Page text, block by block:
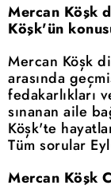
Mercan Köşk
Köşk'ün
Mercan Köşk
arasında
fedakarlıkları
sınanan aile
Köşk'te
Tüm sorular
Mercan Köşk